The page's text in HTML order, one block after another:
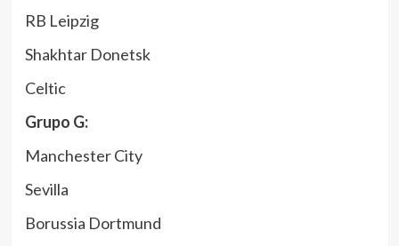
RB Leipzig
Shakhtar Donetsk
Celtic
Grupo G:
Manchester City
Sevilla
Borussia Dortmund